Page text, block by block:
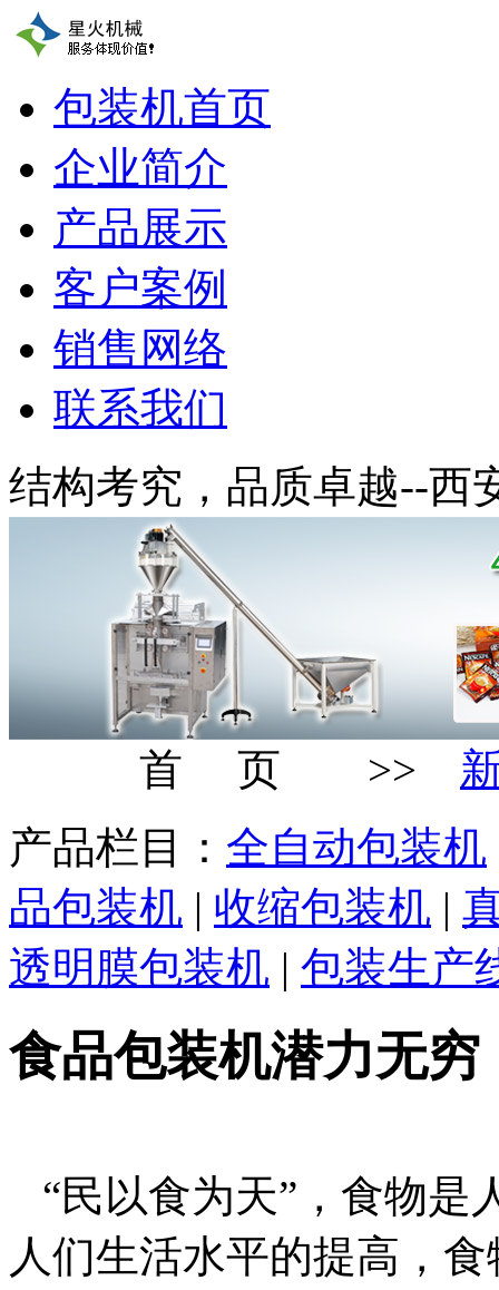
包装机首页
企业简介
产品展示
客户案例
销售网络
联系我们
结构考究，品质卓越--西
首 页 >>
产品栏目： 全自动包装机
品包装机 | 收缩包装机 |
透明膜包装机 | 包装生产
食品包装机潜力无穷
“民以食为天”，食物是
人们生活水平的提高，